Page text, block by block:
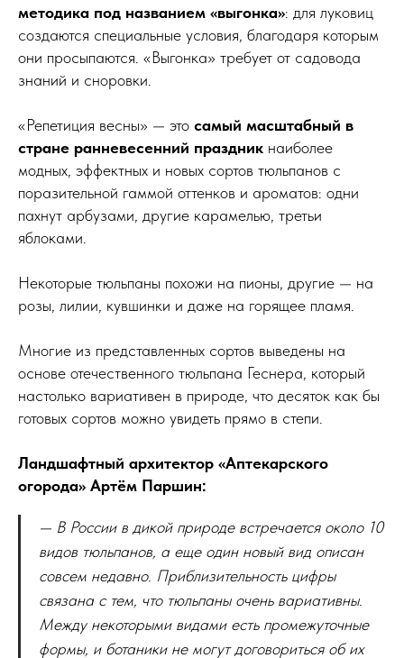
методика под названием «выгонка»: для луковиц
создаются специальные условия, благодаря которым
они просыпаются. «Выгонка» требует от садовода
знаний и сноровки.
«Репетиция весны» — это самый масштабный в
стране ранневесенний праздник наиболее
модных, эффектных и новых сортов тюльпанов с
поразительной гаммой оттенков и ароматов: одни
пахнут арбузами, другие карамелью, третьи
яблоками.
Некоторые тюльпаны похожи на пионы, другие — на
розы, лилии, кувшинки и даже на горящее пламя.
Многие из представленных сортов выведены на
основе отечественного тюльпана Геснера, который
настолько вариативен в природе, что десяток как бы
готовых сортов можно увидеть прямо в степи.
Ландшафтный архитектор «Аптекарского
огорода» Артём Паршин:
— В России в дикой природе встречается около 10
видов тюльпанов, а еще один новый вид описан
совсем недавно. Приблизительность цифры
связана с тем, что тюльпаны очень вариативны.
Между некоторыми видами есть промежуточные
формы, и ботаники не могут договориться об их